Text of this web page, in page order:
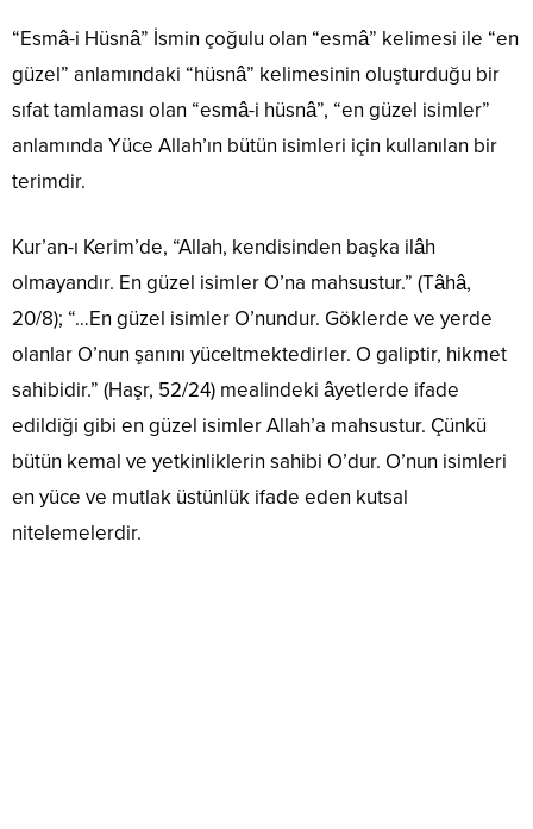
“Esmâ-i Hüsnâ” İsmin çoğulu olan “esmâ” kelimesi ile “en
güzel” anlamındaki “hüsnâ” kelimesinin oluşturduğu bir
sıfat tamlaması olan “esmâ-i hüsnâ”, “en güzel isimler”
anlamında Yüce Allah’ın bütün isimleri için kullanılan bir
terimdir.
Kur’an-ı Kerim’de, “Allah, kendisinden başka ilâh
olmayandır. En güzel isimler O’na mahsustur.” (Tâhâ,
20/8); “…En güzel isimler O’nundur. Göklerde ve yerde
olanlar O’nun şanını yüceltmektedirler. O galiptir, hikmet
sahibidir.” (Haşr, 52/24) mealindeki âyetlerde ifade
edildiği gibi en güzel isimler Allah’a mahsustur. Çünkü
bütün kemal ve yetkinliklerin sahibi O’dur. O’nun isimleri
en yüce ve mutlak üstünlük ifade eden kutsal
nitelemelerdir.